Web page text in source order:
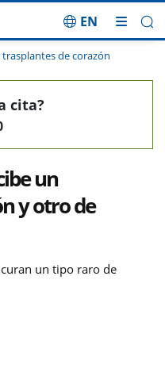
EN
de corazón
un
y otro de
un tipo raro de
cita?